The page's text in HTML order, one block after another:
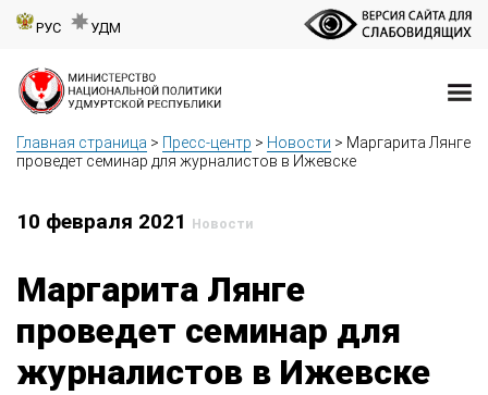
РУС УДМ
Главная страница > Пресс-центр > Новости > Маргарита Лянге
проведет семинар для журналистов в Ижевске
10 февраля 2021 Новости
Маргарита Лянге
проведет семинар для
журналистов в Ижевске